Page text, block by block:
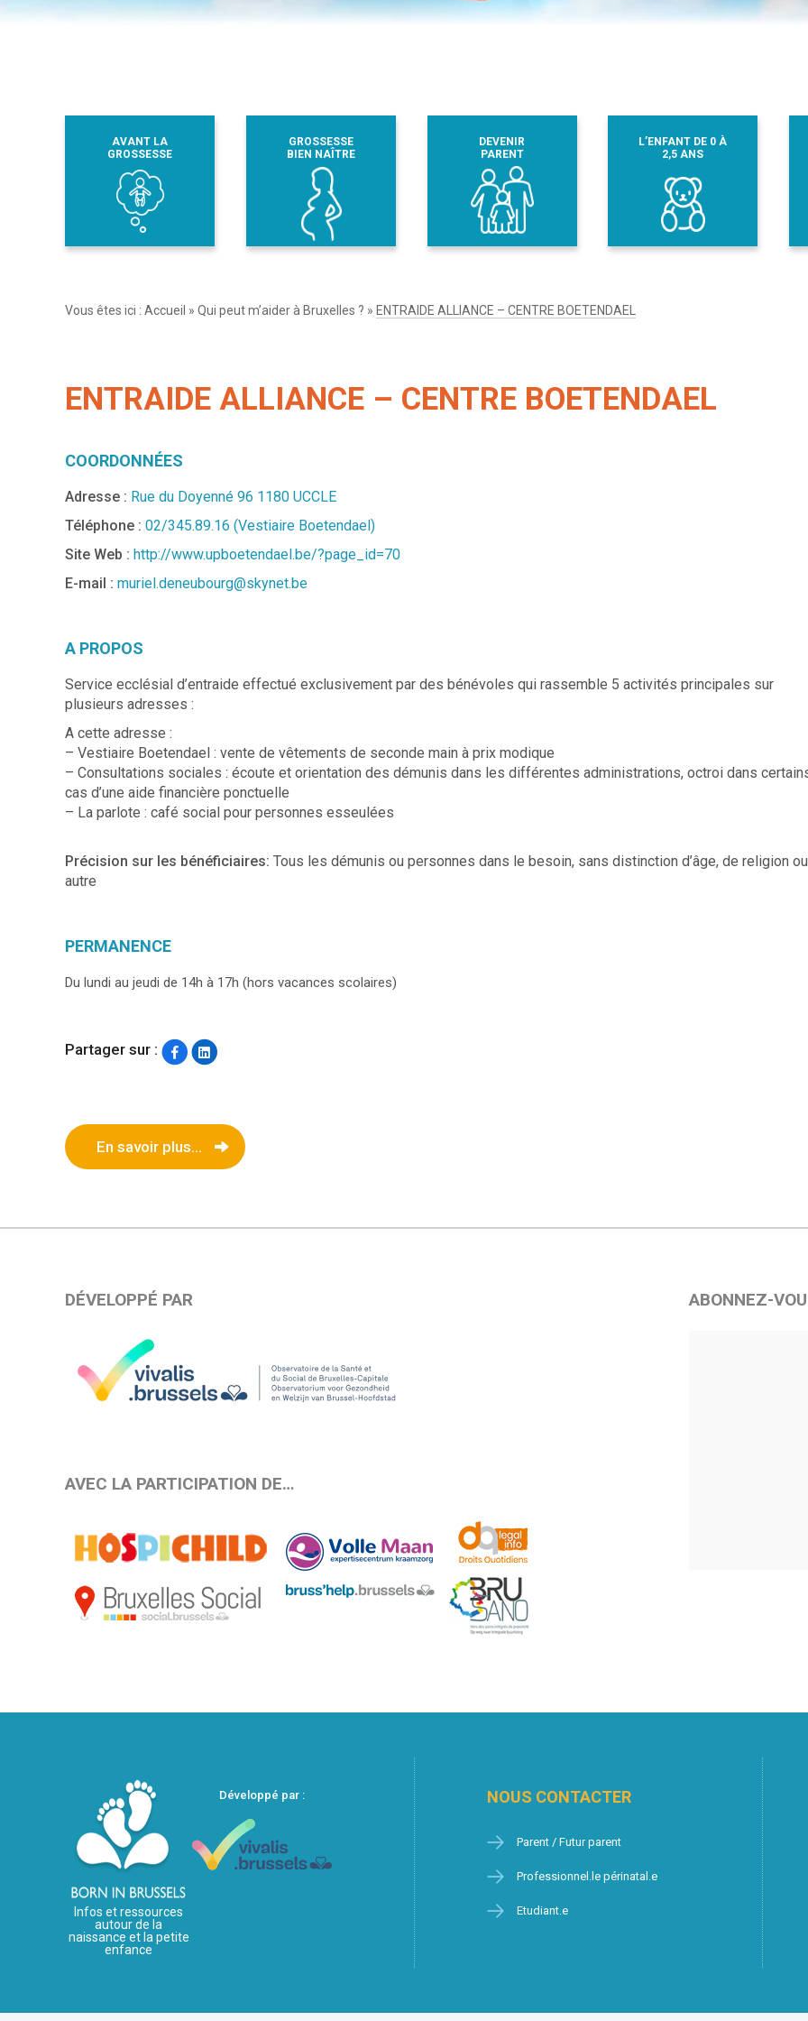
AVANT LA
GROSSESSE
GROSSESSE
BIEN NAÎTRE
DEVENIR
PARENT
L’ENFANT DE 0 À
2,5 ANS
Vous êtes ici : Accueil » Qui peut m’aider à Bruxelles ? » ENTRAIDE ALLIANCE – CENTRE BOETENDAEL
ENTRAIDE ALLIANCE – CENTRE BOETENDAEL
COORDONNÉES
Adresse : Rue du Doyenné 96 1180 UCCLE
Téléphone : 02/345.89.16 (Vestiaire Boetendael)
Site Web : http://www.upboetendael.be/?page_id=70
E-mail : muriel.deneubourg@skynet.be
A PROPOS
Service ecclésial d’entraide effectué exclusivement par des bénévoles qui rassemble 5 activités principales sur
plusieurs adresses :
A cette adresse :
– Vestiaire Boetendael : vente de vêtements de seconde main à prix modique
– Consultations sociales : écoute et orientation des démunis dans les différentes administrations, octroi dans
cas d’une aide financière ponctuelle
– La parlote : café social pour personnes esseulées
Précision sur les bénéficiaires: Tous les démunis ou personnes dans le besoin, sans distinction d’âge, de religion ou
autre
PERMANENCE
Du lundi au jeudi de 14h à 17h (hors vacances scolaires)
Partager sur :
En savoir plus...
DÉVELOPPÉ PAR
AVEC LA PARTICIPATION DE…
ABONNEZ-
Infos et ressources
autour de la
naissance et la petite
enfance
Développé par : NOUS CONTACTER
Parent / Futur parent
Professionnel.le périnatal.e
Etudiant.e